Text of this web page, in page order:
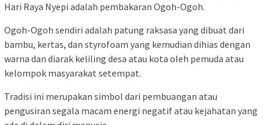
Hari Raya Nyepi adalah pembakaran Ogoh-Ogoh.
Ogoh-Ogoh sendiri adalah patung raksasa yang dibuat dari
bambu, kertas, dan styrofoam yang kemudian dihias dengan
warna dan diarak keliling desa atau kota oleh pemuda atau
kelompok masyarakat setempat.
Tradisi ini merupakan simbol dari pembuangan atau
pengusiran segala macam energi negatif atau kejahatan yang